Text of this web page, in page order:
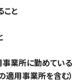
と
業所に勤めている
適用事業所を含む）